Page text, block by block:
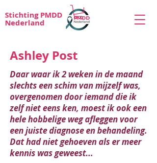
Stichting PMDD
Nederland
Ashley Post
Daar waar ik 2 weken in de maand
slechts een schim van mijzelf was,
overgenomen door iemand die ik
zelf niet eens ken, moest ik ook een
hele hobbelige weg afleggen voor
een juiste diagnose en behandeling.
Dat had niet gehoeven als er meer
kennis was geweest...